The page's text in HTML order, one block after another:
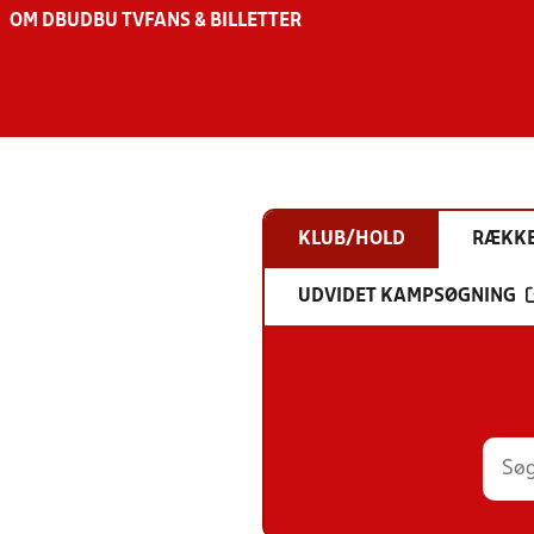
OM DBU DBU TV FANS & BILLETTER
KLUB/HOLD
UDVIDET KAMPSØGNING